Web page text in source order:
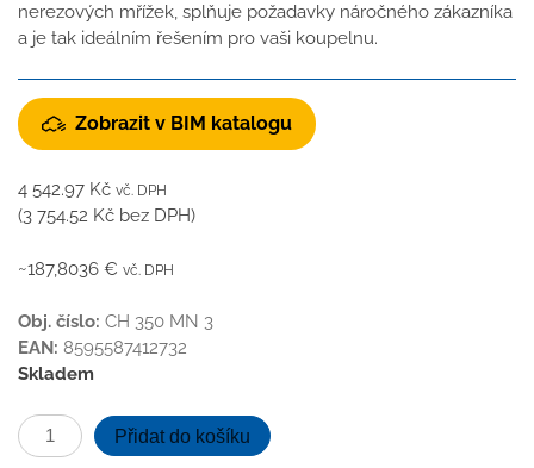
nerezových mřížek, splňuje požadavky náročného zákazníka
a je tak ideálním řešením pro vaši koupelnu.
Zobrazit v BIM katalogu
4 542.97 Kč vč. DPH
(3 754.52 Kč bez DPH)
~187,8036 € vč. DPH
Obj. číslo: CH 350 MN 3
EAN: 8595587412732
Skladem
Podlahový
linear.
Přidat do košíku